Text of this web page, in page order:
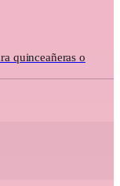
quinceañeras o